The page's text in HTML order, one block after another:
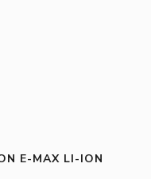
E-MAX LI-ION